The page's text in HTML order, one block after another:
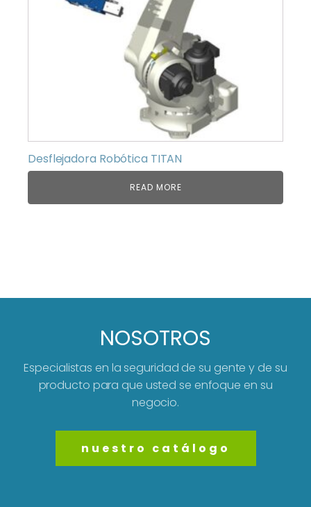
Desflejadora Robótica TITAN
READ MORE
NOSOTROS
Especialistas en la seguridad de su gente y de su
producto para que usted se enfoque en su
negocio.
nuestro catálogo